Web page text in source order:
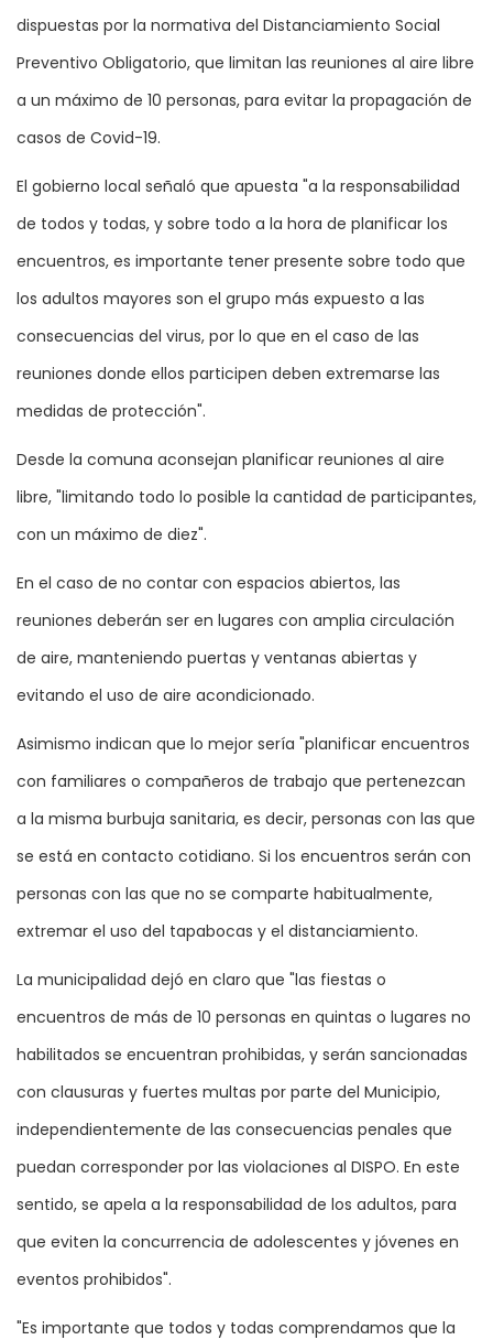
dispuestas por la normativa del Distanciamiento Social
Preventivo Obligatorio, que limitan las reuniones al aire libre
a un máximo de 10 personas, para evitar la propagación de
casos de Covid-19.
El gobierno local señaló que apuesta "a la responsabilidad
de todos y todas, y sobre todo a la hora de planificar los
encuentros, es importante tener presente sobre todo que
los adultos mayores son el grupo más expuesto a las
consecuencias del virus, por lo que en el caso de las
reuniones donde ellos participen deben extremarse las
medidas de protección".
Desde la comuna aconsejan planificar reuniones al aire
libre, "limitando todo lo posible la cantidad de participantes,
con un máximo de diez".
En el caso de no contar con espacios abiertos, las
reuniones deberán ser en lugares con amplia circulación
de aire, manteniendo puertas y ventanas abiertas y
evitando el uso de aire acondicionado.
Asimismo indican que lo mejor sería "planificar encuentros
con familiares o compañeros de trabajo que pertenezcan
a la misma burbuja sanitaria, es decir, personas con las que
se está en contacto cotidiano. Si los encuentros serán con
personas con las que no se comparte habitualmente,
extremar el uso del tapabocas y el distanciamiento.
La municipalidad dejó en claro que "las fiestas o
encuentros de más de 10 personas en quintas o lugares no
habilitados se encuentran prohibidas, y serán sancionadas
con clausuras y fuertes multas por parte del Municipio,
independientemente de las consecuencias penales que
puedan corresponder por las violaciones al DISPO. En este
sentido, se apela a la responsabilidad de los adultos, para
que eviten la concurrencia de adolescentes y jóvenes en
eventos prohibidos".
"Es importante que todos y todas comprendamos que la